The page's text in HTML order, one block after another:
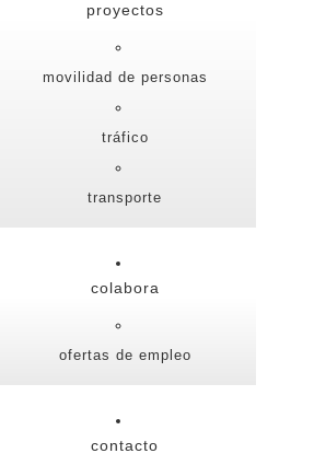
proyectos
movilidad de personas
tráfico
transporte
colabora
ofertas de empleo
contacto